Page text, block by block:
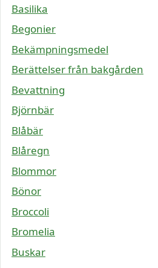
Basilika
Begonier
Bekämpningsmedel
Berättelser från bakgården
Bevattning
Björnbär
Blåbär
Blåregn
Blommor
Bönor
Broccoli
Bromelia
Buskar